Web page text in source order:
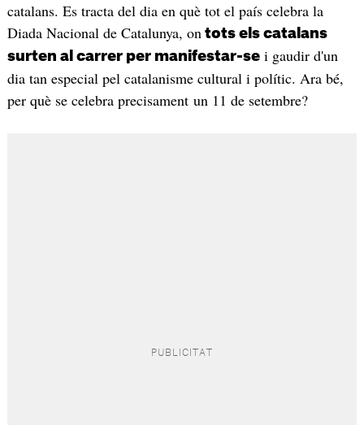
catalans. Es tracta del dia en què tot el país celebra la
Diada Nacional de Catalunya, on tots els catalans
surten al carrer per manifestar-sei gaudir d'un
dia tan especial pel catalanisme cultural i polític. Ara bé,
per què se celebra precisament un 11 de setembre?